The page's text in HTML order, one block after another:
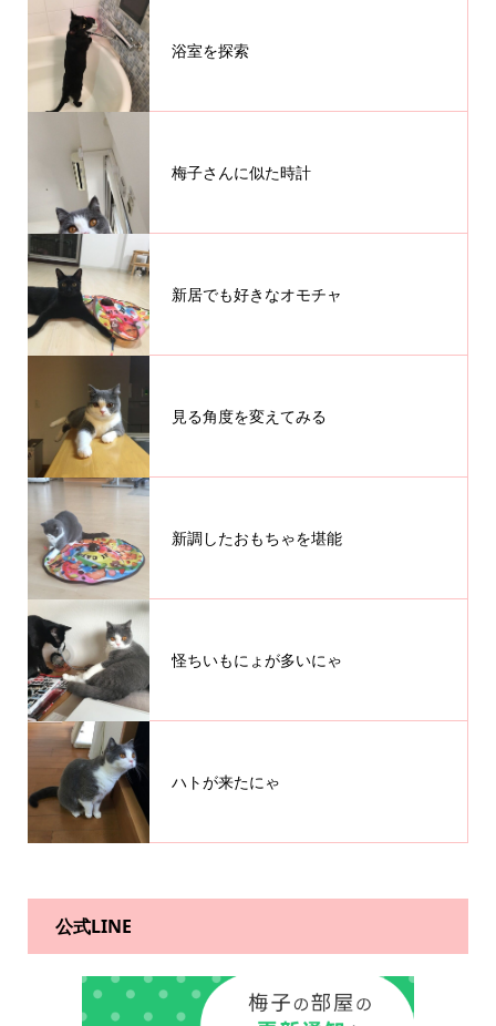
浴室を探索
梅子さんに似た時計
新居でも好きなオモチャ
見る角度を変えてみる
新調したおもちゃを堪能
怪ちいもにょが多いにゃ
ハトが来たにゃ
公式LINE